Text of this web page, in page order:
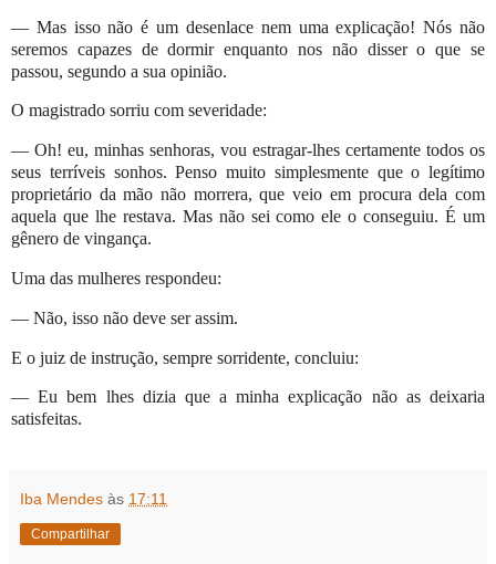
— Mas isso não é um desenlace nem uma explicação! Nós não
seremos capazes de dormir enquanto nos não disser o que se
passou, segundo a sua opinião.
O magistrado sorriu com severidade:
— Oh! eu, minhas senhoras, vou estragar-lhes certamente todos os
seus terríveis sonhos. Penso muito simplesmente que o legítimo
proprietário da mão não morrera, que veio em procura dela com
aquela que lhe restava. Mas não sei como ele o conseguiu. É um
gênero de vingança.
Uma das mulheres respondeu:
— Não, isso não deve ser assim.
E o juiz de instrução, sempre sorridente, concluiu:
— Eu bem lhes dizia que a minha explicação não as deixaria
satisfeitas.
Iba Mendes às 17:11
Compartilhar